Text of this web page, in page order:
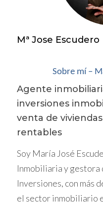
vivienda. Desde
el corazón de la
casas rurales en
perfecto para crecer
¿Interesado en
un destino ideal
pierdas la
artículos
aspectos clave de
En resumen,
geográfico, sino un
familiar florece en
Mª Jose Escudero
Sobre mí –
Agente
inversiones
venta de
rentables
Soy María José
Inmobiliaria y gestora
Inversiones, con más
el sector inmobiliario